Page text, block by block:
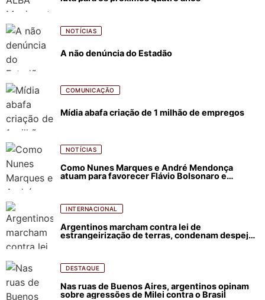
NOTÍCIAS
A não denúncia do Estadão
COMUNICAÇÃO
Mídia abafa criação de 1 milhão de empregos
NOTÍCIAS
Como Nunes Marques e André Mendonça
atuam para favorecer Flávio Bolsonaro e
INTERNACIONAL
Argentinos marcham contra lei de
estrangeirização de terras, condenam despejos
DESTAQUE
Nas ruas de Buenos Aires, argentinos opinam
sobre agressões de Milei contra o Brasil